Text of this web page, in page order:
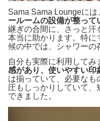
Sama Sama Loungeには
ールームの設備が整って
継ぎの合間に、さっと汗
本当に助かります。特に
候の中では、シャワーの
自分も実際に利用してみ
感があり、使いやすい印
は揃っていて、必要なも
圧もしっかりしていて、
できました。